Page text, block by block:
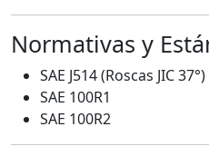
Normativas y
SAE J514 (Roscas JIC 37°)
SAE 100R1
SAE 100R2